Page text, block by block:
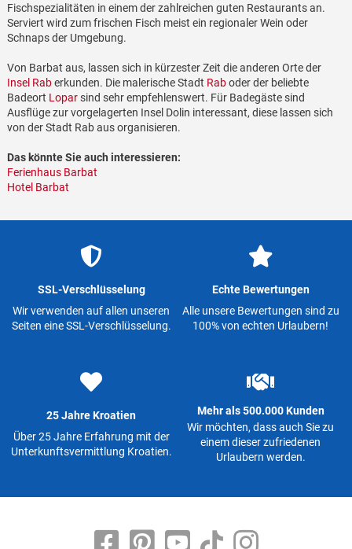
Fischspezialitäten in einem der zahlreichen guten Restaurants an.
Serviert wird zum frischen Fisch meist ein regionaler Wein oder
Schnaps der Umgebung.
Von Barbat aus, lassen sich in kürzester Zeit die anderen Orte der
Insel Raberkunden. Die malerische Stadt Raboder der beliebte
Badeort Loparsind sehr empfehlenswert. Für Badegäste sind
Ausflüge zur vorgelagerten Insel Dolin interessant, diese lassen sich
von der Stadt Rab aus organisieren.
Das könnte Sie auch interessieren:
Ferienhaus Barbat
Hotel Barbat
SSL-Verschlüsselung
Wir verwenden auf allen unseren
Seiten eine SSL-Verschlüsselung.
Echte Bewertungen
Alle unsere Bewertungen sind zu
100% von echten Urlaubern!
25 Jahre Kroatien
Über 25 Jahre Erfahrung mit der
Unterkunftsvermittlung Kroatien.
Mehr als 500.000 Kunden
Wir möchten, dass auch Sie zu
einem dieser zufriedenen
Urlaubern werden.